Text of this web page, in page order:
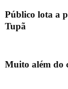
Público lota a
Tupã
Muito além do